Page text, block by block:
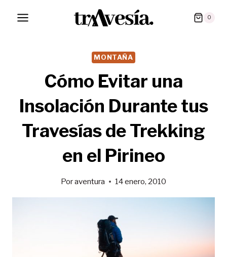
0
MONTAÑA
Cómo Evitar una
Insolación Durante tus
Travesías de Trekking
en el Pirineo
Poraventura 14 enero, 2010